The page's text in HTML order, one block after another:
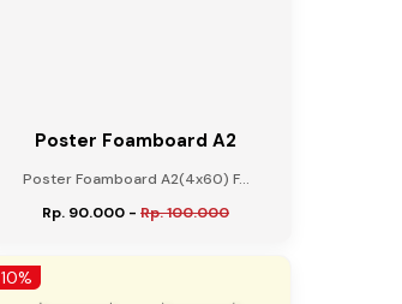
Poster Foamboard A2
Poster Foamboard A2(4x60) F...
Rp. 90.000 - Rp. 100.000
10%